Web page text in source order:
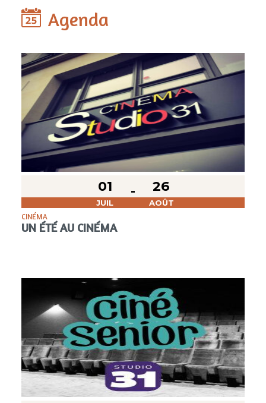
Agenda
01
JUIL
26
AOÛT
CINÉMA
UN ÉTÉ AU CINÉMA